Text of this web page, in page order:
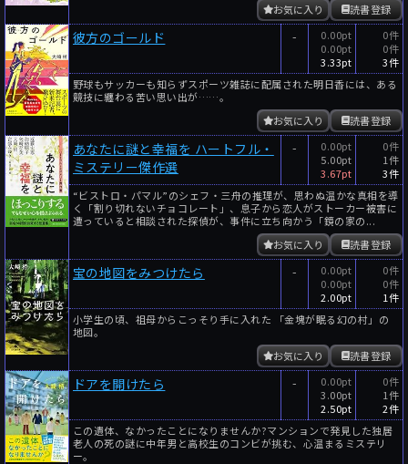
読書登録
お気に入り
彼方のゴールド -
0.00pt
0.00pt
3.33pt
0件
0件
3件
野球もサッカーも知らずスポーツ雑誌に配属された明日香には、ある
競技に纏わる苦い思い出が……。
読書登録
お気に入り
あなたに謎と幸福を ハートフル・
ミステリー傑作選
-
0.00pt
5.00pt
3.67pt
0件
1件
3件
“ビストロ・パマル”のシェフ・三舟の推理が、思わぬ温かな真相を導
く「割り切れないチョコレート」、息子から恋人がストーカー被害に
遭っていると相談された探偵が、事件に立ち向かう「鏡の家の...
読書登録
お気に入り
宝の地図をみつけたら -
0.00pt
0.00pt
2.00pt
0件
0件
1件
小学生の頃、祖母からこっそり手に入れた 「金塊が眠る幻の村」の
地図。
読書登録
お気に入り
ドアを開けたら -
0.00pt
3.00pt
2.50pt
0件
1件
2件
この遺体、なかったことになりませんか?マンションで発見した独居
老人の死の謎に中年男と高校生のコンビが挑む、心温まるミステリ
ー。